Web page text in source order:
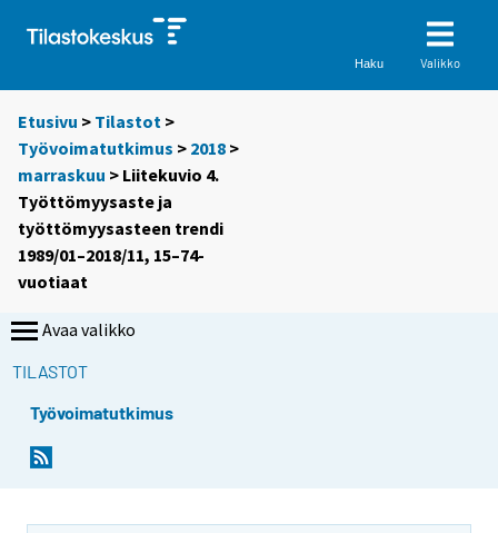
Haku Valikko
Etusivu > Tilastot >
Työvoimatutkimus > 2018 >
marraskuu > Liitekuvio 4.
Työttömyysaste ja
työttömyysasteen trendi
1989/01–2018/11, 15–74-
vuotiaat
Avaa valikko
TILASTOT
Työvoimatutkimus